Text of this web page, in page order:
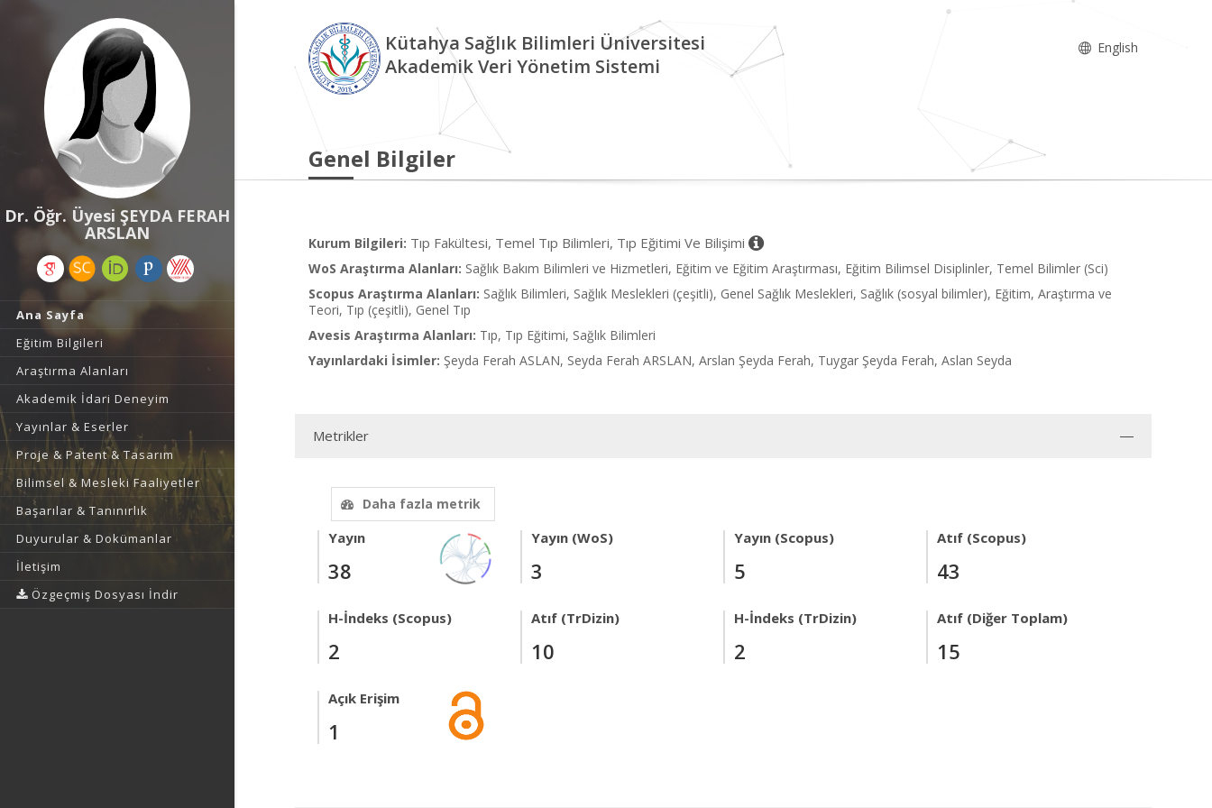
Dr. Öğr. Üyesi ŞEYDA FERAH
ARSLAN
Ana Sayfa
Eğitim Bilgileri
Araştırma Alanları
Akademik İdari Deneyim
Yayınlar & Eserler
Proje & Patent & Tasarım
Bilimsel & Mesleki Faaliyetler
Başarılar & Tanınırlık
Duyurular & Dokümanlar
İletişim
Özgeçmiş Dosyası İndir
Kütahya Sağlık Bilimleri Üniversitesi
Akademik Veri Yönetim Sistemi
English
Genel Bilgiler
Kurum Bilgileri: Tıp Fakültesi, Temel Tıp Bilimleri, Tıp Eğitimi Ve Bilişimi
WoS Araştırma Alanları: Sağlık Bakım Bilimleri ve Hizmetleri, Eğitim ve Eğitim Araştırması, Eğitim Bilimsel Disiplinler, Temel Bilimler (Sci)
Scopus Araştırma Alanları: Sağlık Bilimleri, Sağlık Meslekleri (çeşitli), Genel Sağlık Meslekleri, Sağlık (sosyal bilimler), Eğitim, Araştırma ve
Teori, Tıp (çeşitli), Genel Tıp
Avesis Araştırma Alanları: Tıp, Tıp Eğitimi, Sağlık Bilimleri
Yayınlardaki İsimler: Şeyda Ferah ASLAN, Seyda Ferah ARSLAN, Arslan Şeyda Ferah, Tuygar Şeyda Ferah, Aslan Seyda
Metrikler
Daha fazla metrik
Yayın
38
Yayın (WoS)
3
Yayın (Scopus)
5
Atıf (Scopus)
43
H-İndeks (Scopus)
2
Atıf (TrDizin)
10
H-İndeks (TrDizin)
2
Atıf (Diğer Toplam)
15
Açık Erişim
1